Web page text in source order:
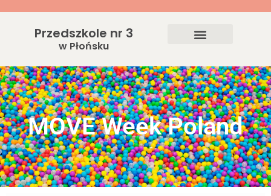
Przedszkole nr 3
w Płońsku
MOVE Week Poland